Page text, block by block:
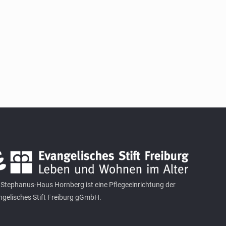
Stephanus-Haus Hornberg ist eine Pflegeeinrichtung der
Stift Freiburg gGmbH.